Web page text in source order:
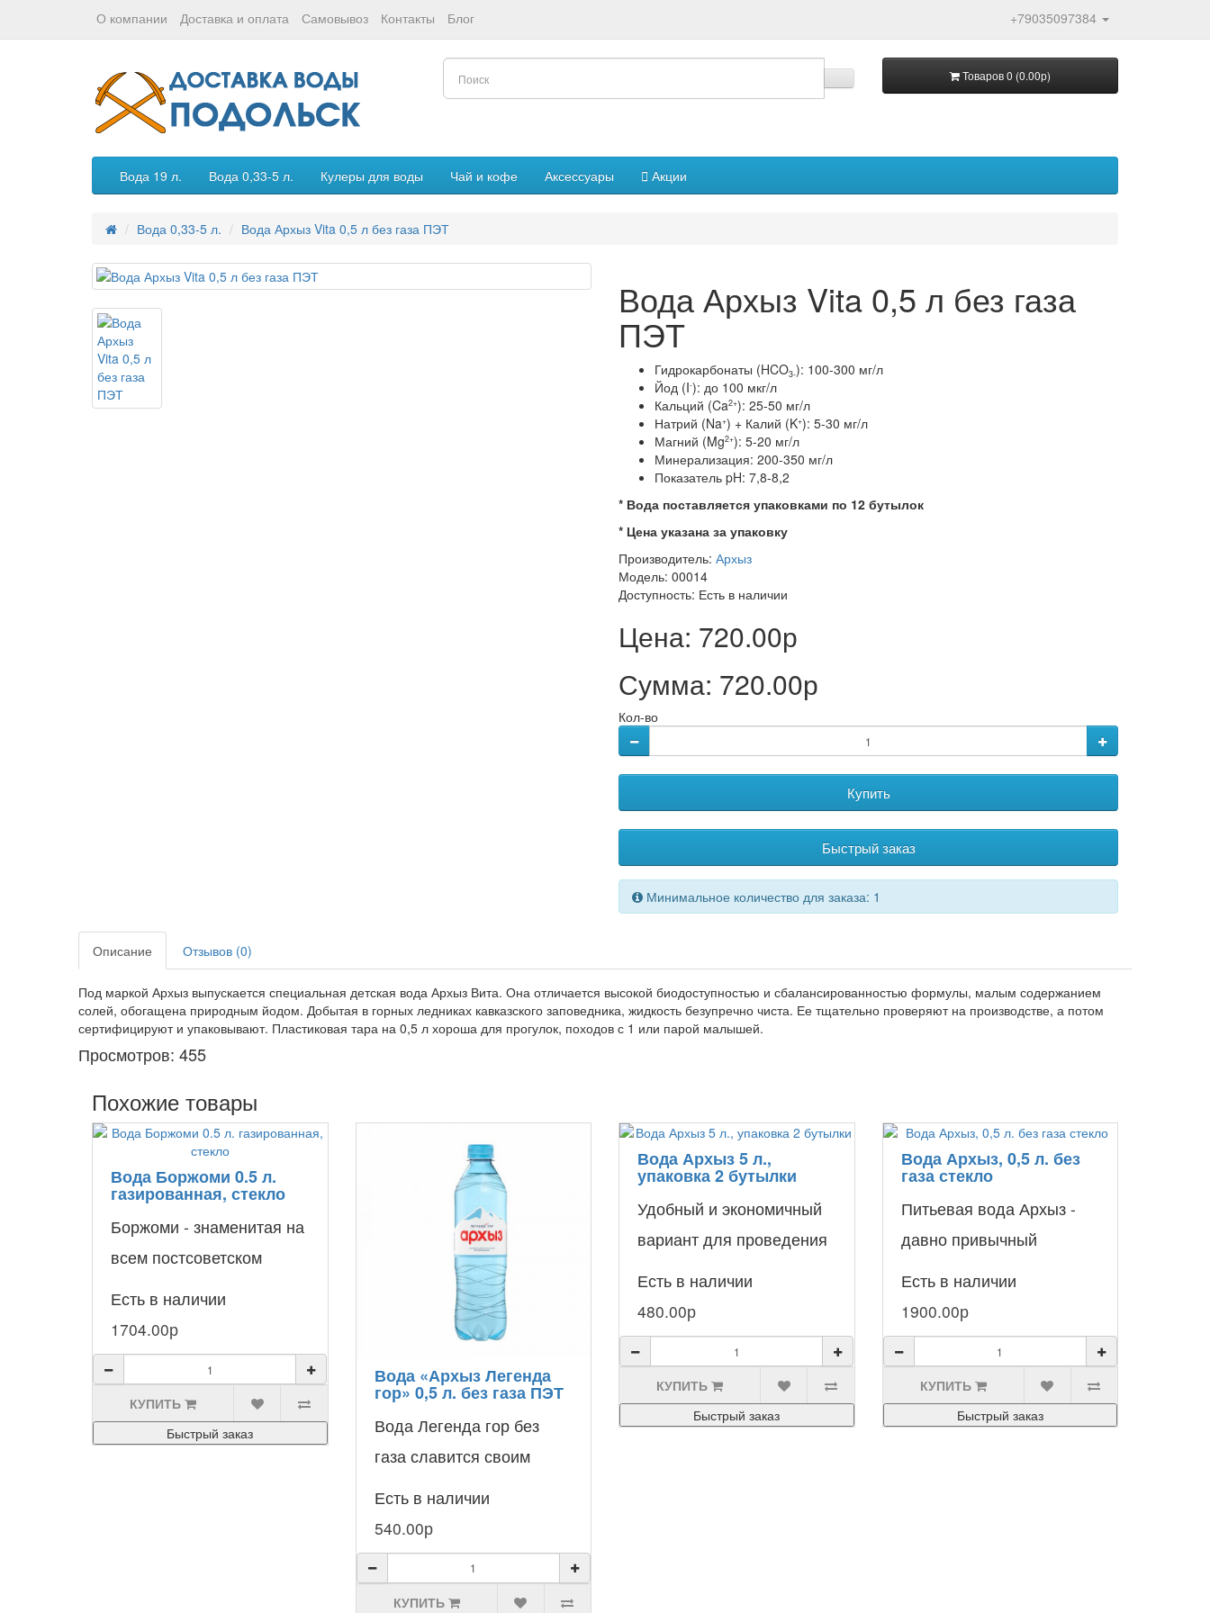
О компании Доставка и оплата Самовывоз Контакты Блог +79035097384
Товаров 0 (0.00р)
Вода 19 л. Вода 0,33-5 л. Кулеры для воды Чай и кофе Аксессуары Акции
Вода 0,33-5 л. Вода Архыз Vita 0,5 л без газа ПЭТ
Вода Архыз Vita 0,5 л без газа
ПЭТ
Гидрокарбонаты (HCO3-): 100-300 мг/л
Йод (I-): до 100 мкг/л
Кальций (Ca2+): 25-50 мг/л
Натрий (Na+) + Калий (K+): 5-30 мг/л
Магний (Mg2+): 5-20 мг/л
Минерализация: 200-350 мг/л
Показатель pH: 7,8-8,2
* Вода поставляется упаковками по 12 бутылок
* Цена указана за упаковку
Производитель: Архыз
Модель: 00014
Доступность: Есть в наличии
Цена: 720.00р
Сумма: 720.00р
Кол-во
Купить
Быстрый заказ
Минимальное количество для заказа: 1
Описание Отзывов (0)
Под маркой Архыз выпускается специальная детская вода Архыз Вита. Она отличается высокой биодоступностью и сбалансированностью формулы, малым содержанием
солей, обогащена природным йодом. Добытая в горных ледниках кавказского заповедника, жидкость безупречно чиста. Ее тщательно проверяют на производстве, а потом
сертифицируют и упаковывают. Пластиковая тара на 0,5 л хороша для прогулок, походов с 1 или парой малышей.
Просмотров: 455
Похожие товары
Вода Боржоми 0.5 л.
газированная, стекло
Боржоми - знаменитая на
всем постсоветском
Она славится эффектив..
Есть в наличии
1704.00р
КУПИТЬ
Быстрый заказ
Вода «Архыз Легенда
гор» 0,5 л. без газа ПЭТ
Вода Легенда гор без
газа славится своим
действием на организм,
нейтра..
Есть в наличии
540.00р
КУПИТЬ
Вода Архыз 5 л.,
упаковка 2 бутылки
Удобный и экономичный
вариант для проведения
различных учрежде..
Есть в наличии
480.00р
КУПИТЬ
Быстрый заказ
Вода Архыз, 0,5 л. без
газа стекло
Питьевая вода Архыз -
давно привычный
или делового ужина. О..
Есть в наличии
1900.00р
КУПИТЬ
Быстрый заказ